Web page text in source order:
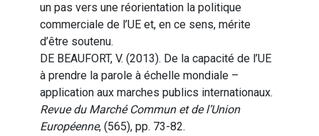
un pas vers une réorientation la politique
commerciale de l’UE et, en ce sens, mérite
d’être soutenu.
DE BEAUFORT, V. (2013). De la capacité de l’UE
à prendre la parole à échelle mondiale –
application aux marches publics internationaux.
Revue du Marché Commun et de l’Union
Européenne, (565), pp. 73-82.